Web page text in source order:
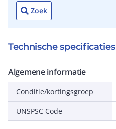
Zoek
Technische specificaties
Algemene informatie
Conditie/kortingsgroep
UNSPSC Code